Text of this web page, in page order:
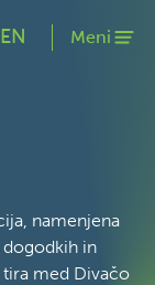
EN Meni
namenjena
in
med Divačo